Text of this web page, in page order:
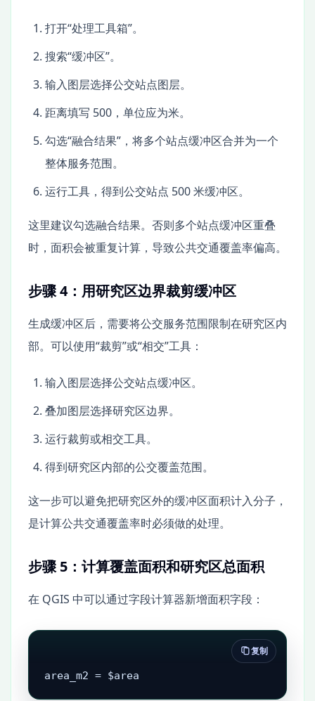
打开“处理工具箱”。
搜索“缓冲区”。
输入图层选择公交站点图层。
距离填写 500，单位应为米。
勾选“融合结果”，将多个站点缓冲区合并为一个
整体服务范围。
运行工具，得到公交站点 500 米缓冲区。
这里建议勾选融合结果。否则多个站点缓冲区重叠
时，面积会被重复计算，导致公共交通覆盖率偏高。
步骤 4：用研究区边界裁剪缓冲区
生成缓冲区后，需要将公交服务范围限制在研究区内
部。可以使用“裁剪”或“相交”工具：
输入图层选择公交站点缓冲区。
叠加图层选择研究区边界。
运行裁剪或相交工具。
得到研究区内部的公交覆盖范围。
这一步可以避免把研究区外的缓冲区面积计入分子，
是计算公共交通覆盖率时必须做的处理。
步骤 5：计算覆盖面积和研究区总面积
在 QGIS 中可以通过字段计算器新增面积字段：
area_m2 = $area
复制